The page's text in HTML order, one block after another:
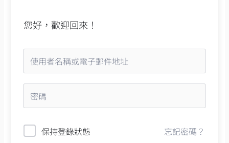
您好，歡迎回來！
保持登錄狀態 忘記密碼？